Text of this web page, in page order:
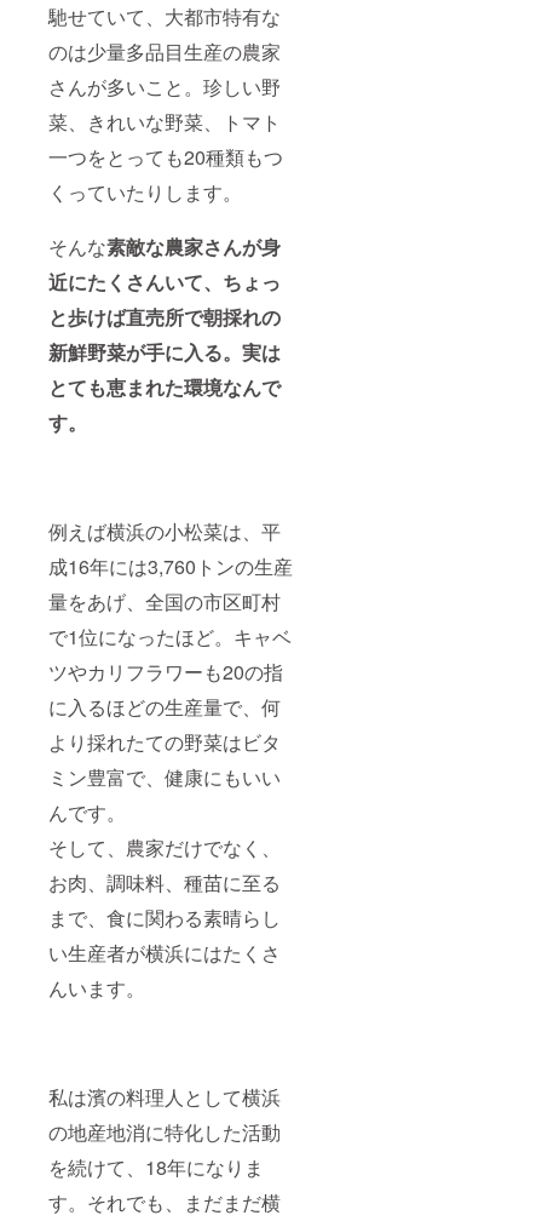
馳せていて、大都市特有な
のは少量多品目生産の農家
さんが多いこと。珍しい野
菜、きれいな野菜、トマト
一つをとっても20種類もつ
くっていたりします。
そんな素敵な農家さんが身
近にたくさんいて、ちょっ
と歩けば直売所で朝採れの
新鮮野菜が手に入る。実は
とても恵まれた環境なんで
す。
例えば横浜の小松菜は、平
成16年には3,760トンの生産
量をあげ、全国の市区町村
で1位になったほど。キャベ
ツやカリフラワーも20の指
に入るほどの生産量で、何
より採れたての野菜はビタ
ミン豊富で、健康にもいい
んです。
そして、農家だけでなく、
お肉、調味料、種苗に至る
まで、食に関わる素晴らし
い生産者が横浜にはたくさ
んいます。
私は濱の料理人として横浜
の地産地消に特化した活動
を続けて、18年になりま
す。それでも、まだまだ横